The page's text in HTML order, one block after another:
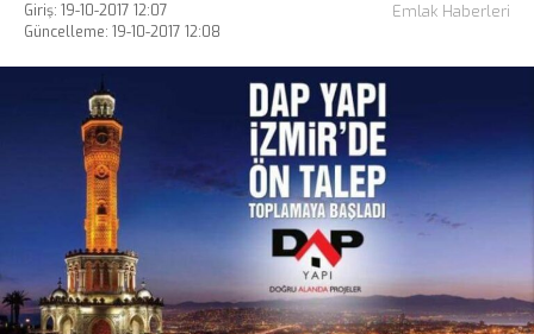
Giriş: 19-10-2017 12:07
Güncelleme: 19-10-2017 12:08
Emlak Haberleri